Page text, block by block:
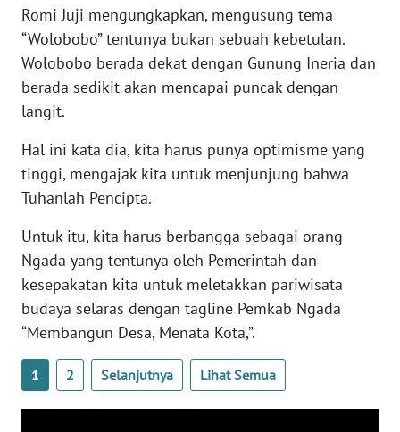
Romi Juji mengungkapkan, mengusung tema
“Wolobobo” tentunya bukan sebuah kebetulan.
Wolobobo berada dekat dengan Gunung Ineria dan
berada sedikit akan mencapai puncak dengan
langit.
Hal ini kata dia, kita harus punya optimisme yang
tinggi, mengajak kita untuk menjunjung bahwa
Tuhanlah Pencipta.
Untuk itu, kita harus berbangga sebagai orang
Ngada yang tentunya oleh Pemerintah dan
kesepakatan kita untuk meletakkan pariwisata
budaya selaras dengan tagline Pemkab Ngada
“Membangun Desa, Menata Kota,”.
1 2 Selanjutnya Lihat Semua
WN
SULTENG
WN
SULBAR
WN
BABEL
SUMBAR
WN
SUMSEL
BENGKULU